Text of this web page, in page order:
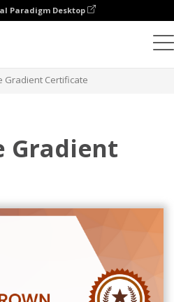
Paradigm Desktop
Gradient Certificate
Gradient